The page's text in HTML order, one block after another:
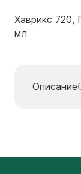
Хаврикс 720,
мл
Описание